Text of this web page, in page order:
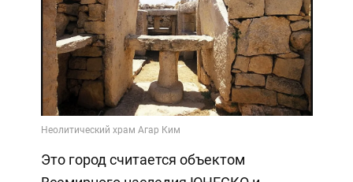
Это город считается объектом